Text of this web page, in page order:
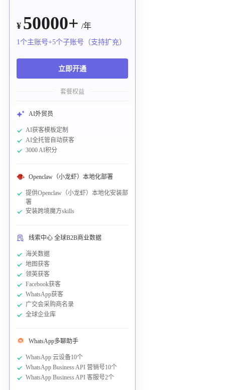
¥ 50000+ /年
1个主账号+5个子账号（支持扩充）
立即开通
套餐权益
AI外贸员
AI获客模板定制
AI全托管自动获客
3000 AI积分
Openclaw（小龙虾）本地化部署
提供Openclaw（小龙虾）本地化安装部
署
安装跨境魔方skills
线索中心 全球B2B商业数据
海关数据
地图获客
领英获客
Facebook获客
WhatsApp获客
广交会采购商名录
全球企业库
WhatsApp多聊助手
WhatsApp 云设备10个
WhatsApp Business API 营销号10个
WhatsApp Business API 客服号2个